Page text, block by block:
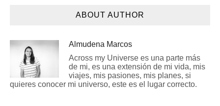
ABOUT AUTHOR
Almudena Marcos
Across my Universe es una parte más
de mi, es una extensión de mi vida, mis
viajes, mis pasiones, mis planes, si
quieres conocer mi universo, este es el lugar correcto.